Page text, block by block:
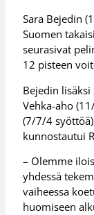
Sara Bejedin
Suomen
seurasivat
12 pisteen
Bejedin
Vehka-aho
(7/7/4
kunnostautui
– Olemme
yhdessä
vaiheessa
huomiseen